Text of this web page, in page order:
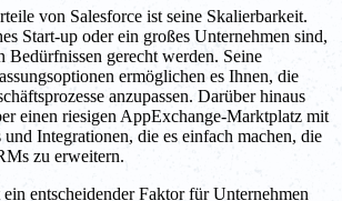
von Salesforce ist seine Skalierbarkeit.
Start-up oder ein großes Unternehmen sind,
Bedürfnissen gerecht werden. Seine
ermöglichen es Ihnen, die
anzupassen. Darüber hinaus
einen riesigen AppExchange-Marktplatz mit
Integrationen, die es einfach machen, die
zu erweitern.
entscheidender Faktor für Unternehmen